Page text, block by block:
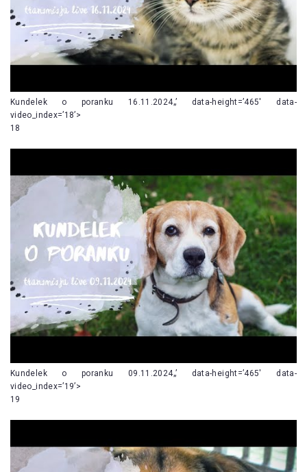
Kundelek o poranku 16.11.2024„’ data-height=’465′ data-
video_index=’18’>
18
Kundelek o poranku 09.11.2024„’ data-height=’465′ data-
video_index=’19’>
19